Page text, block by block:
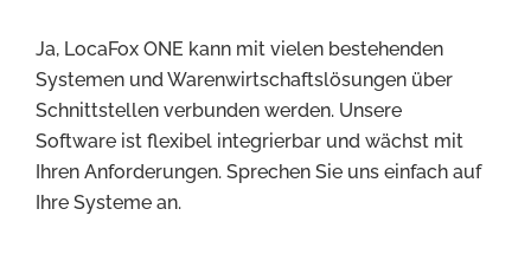
Ja, LocaFox ONE kann mit vielen bestehenden
Systemen und Warenwirtschaftslösungen über
Schnittstellen verbunden werden. Unsere
Software ist flexibel integrierbar und wächst mit
Ihren Anforderungen. Sprechen Sie uns einfach auf
Ihre Systeme an.